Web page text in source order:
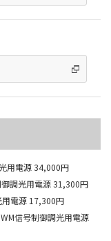
用電源34,000円
調光用電源31,300円
用電源 17,300円
信号制御調光用電源